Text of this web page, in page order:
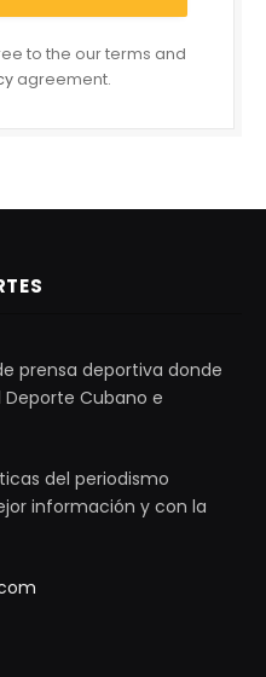
to the our terms and
agreement.
prensa deportiva donde
Cubano e
del periodismo
información y con la